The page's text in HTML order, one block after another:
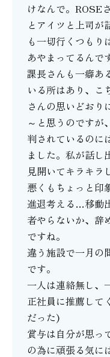
けなんで。ROSE
とアイツと上司が
も一切行くつもり
あやまってるんで
課長さんも一癖あ
いる所はあり、こ
さんの思いどおり
～と思うのですが
判されているのに
ました。私が話し
見開いてキラキラ
悪くもちょっと印
進退考える…移動
者やらないか、辞
ですね。
違う施設で一月の
です。
一人は連絡無し、
正社員に推薦して
だった)
賞与は自分が思っ
の為に頑張る気に